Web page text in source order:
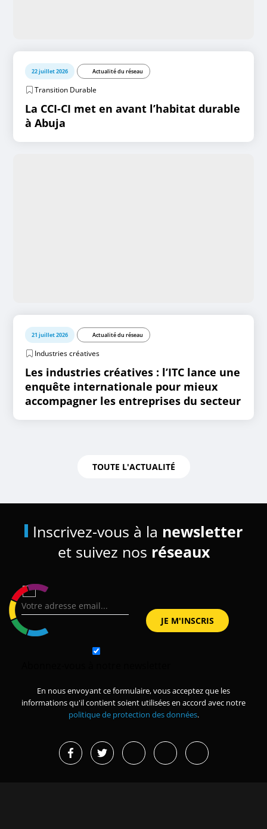
22 juillet 2026 Actualité du réseau
Transition Durable
La CCI-CI met en avant l’habitat durable
à Abuja
21 juillet 2026 Actualité du réseau
Industries créatives
Les industries créatives : l’ITC lance une
enquête internationale pour mieux
accompagner les entreprises du secteur
TOUTE L'ACTUALITÉ
Inscrivez-vous à la newsletter
et suivez nos réseaux
En nous envoyant ce formulaire, vous acceptez que les
informations qu'il contient soient utilisées en accord avec notre
politique de protection des données.